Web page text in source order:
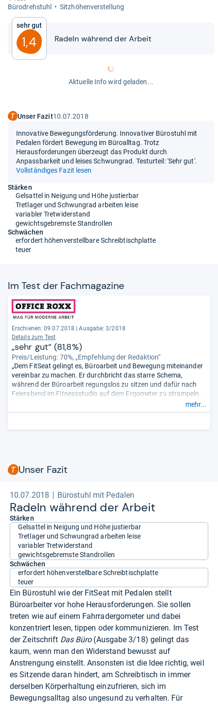
Büro­dreh­stuhl
Sitz­hö­hen­ver­stel­lung
Sehr gut
1,4 Radeln wäh­rend der Arbeit
Aktuelle Info wird geladen...
Unser Fazit10.07.2018
Innovative Bewegungsförderung. Innovativer Bürostuhl mit
Pedalen fördert Bewegung im Büroalltag. Trotz
Herausforderungen überzeugt das Produkt durch
Anpassbarkeit und leises Schwungrad. Testurteil: 'Sehr gut'.
Vollständiges Fazit lesen
Stärken
Gelsattel in Neigung und Höhe justierbar
Tretlager und Schwungrad arbeiten leise
variabler Tretwiderstand
gewichtsgebremste Standrollen
Schwächen
erfordert höhenverstellbare Schreibtischplatte
teuer
Im Test der Fach­ma­ga­zine
Erschienen: 09.07.2018 | Ausgabe: 3/2018
Details zum Test
„sehr gut“ (81,8%)
Preis/Leistung: 70%, „Empfehlung der Redaktion“
„Dem FitSeat gelingt es, Büroarbeit und Bewegung miteinander
vereinbar zu machen. Er durchbricht das starre Schema,
während der Büroarbeit regungslos zu sitzen und dafür nach
Feierabend im Fitnessstudio auf dem Ergometer zu strampeln.
Das spart Zeit, macht fitter und steigert die Leistungsfähigkeit.
Und die Tour de France kann kommen.“
mehr...
Unser Fazit
10.07.2018 Bürostuhl mit Pedalen
Radeln wäh­rend der Arbeit
Stärken
Gelsattel in Neigung und Höhe justierbar
Tretlager und Schwungrad arbeiten leise
variabler Tretwiderstand
gewichtsgebremste Standrollen
Schwächen
erfordert höhenverstellbare Schreibtischplatte
teuer
Ein Bürostuhl wie der FitSeat mit Pedalen stellt
Büroarbeiter vor hohe Herausforderungen. Sie sollen
treten wie auf einem Fahrradergometer und dabei
konzentriert lesen, tippen oder kommunizieren. Im Test
der Zeitschrift Das Büro(Ausgabe 3/18) gelingt das
kaum, wenn man den Widerstand bewusst auf
Anstrengung einstellt. Ansonsten ist die Idee richtig, weil
es Sitzende daran hindert, am Schreibtisch in immer
derselben Körperhaltung einzufrieren, sich im
Bewegungsalltag also ungesund zu verhalten. Für